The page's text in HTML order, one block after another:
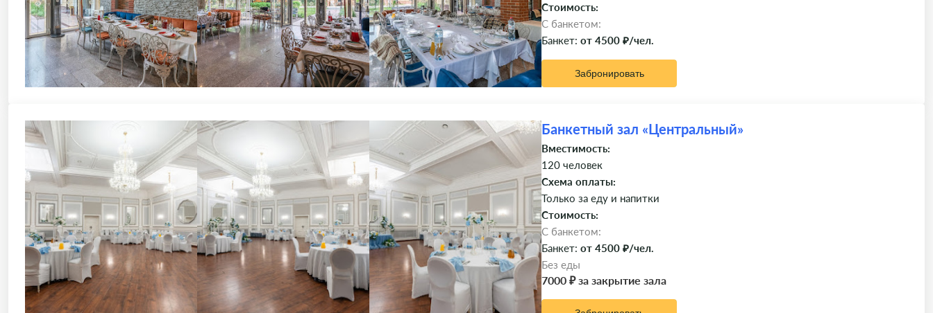
Стоимость:
C банкетом:
Банкет: от 4500 ₽/чел.
Забронировать
Банкетный зал «Центральный»
Вместимость:
120 человек
Схема оплаты:
Только за еду и напитки
Стоимость:
C банкетом:
Банкет: от 4500 ₽/чел.
Без еды
7000 ₽ за закрытие зала